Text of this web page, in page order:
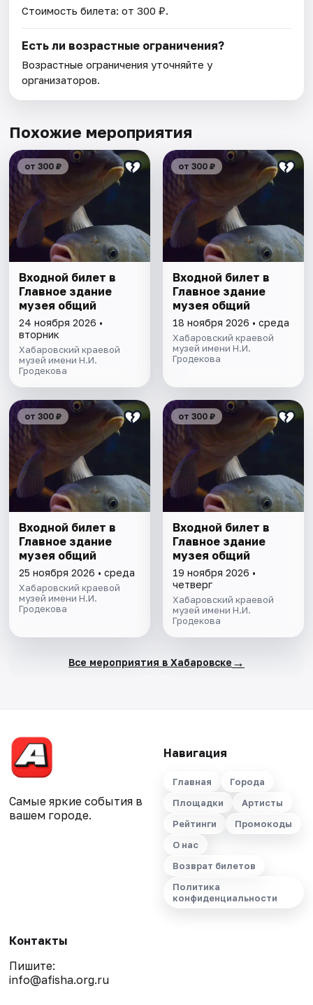
Стоимость билета: от 300 ₽.
Есть ли возрастные ограничения?
Возрастные ограничения уточняйте у
организаторов.
Похожие мероприятия
от 300 ₽
Входной билет в
Главное здание
музея общий
24 ноября 2026 •
вторник
Хабаровский краевой
музей имени Н.И.
Гродекова
от 300 ₽
Входной билет в
Главное здание
музея общий
18 ноября 2026 • среда
Хабаровский краевой
музей имени Н.И.
Гродекова
от 300 ₽
Входной билет в
Главное здание
музея общий
25 ноября 2026 • среда
Хабаровский краевой
музей имени Н.И.
Гродекова
от 300 ₽
Входной билет в
Главное здание
музея общий
19 ноября 2026 •
четверг
Хабаровский краевой
музей имени Н.И.
Гродекова
Все мероприятия в Хабаровске →
Самые яркие события в
вашем городе.
Навигация
Главная
Города
Площадки
Артисты
Рейтинги
Промокоды
О нас
Возврат билетов
Политика
конфиденциальности
Контакты
Пишите:
info@afisha.org.ru